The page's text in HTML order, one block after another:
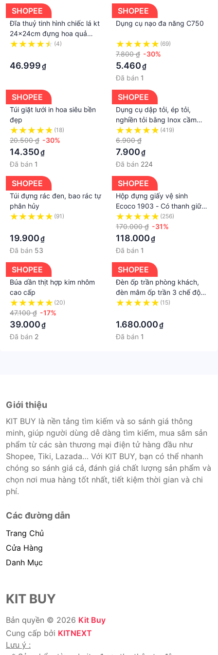
Đến với chúng tôi Quý khách sẽ được phục vụ TẬN
TÂM nhất !
#dâyxíchnhựa #Dâyxíchsắt #dâyxíchtreođồ
#dâyxíchmạvàng #dâyxíchnhômmạvàng
#dâyxíchtreoáoquần #Dâyxíchnhômxivàng
#dâyxíchsắt #Dâyxíchnhôm #dâyxíchnhômmạ
---------------
THÔNG TIN CỦA TỔ CHỨC, CÁ NHÂN CHỊU TRÁCH
NHIỆM VỀ HÀNG HÓA
Đại lý: Công ty TNHH Vũ Thái. MST: 0106518521
Địa chỉ: Thôn Trùng Quán, Xã Yên Thường, Huyện
Gia Lâm, Thành Phố Hà Nội, Việt Nam
Đơn vị bán hàng: Hộ kinh doanh CANH XINH. MST:
8298939701
Địa chỉ: 235 Huỳnh Ngọc Huệ, Phường Hòa Khê,
quận Thanh Khê, Thành phố Đà Nẵng, Việt Nam
SHOPEE
Đĩa thuỷ tinh hình chiếc lá kt
24x24cm đựng hoa quả
bánh kẹo
(4)
46.999₫
SHOPEE
Dụng cụ nạo đa năng C750
(69)
7.800 ₫ -30%
5.460₫
Đã bán 1
SHOPEE
Túi giặt lưới in hoa siêu bền
đẹp
(18)
20.500 ₫ -30%
14.350₫
Đã bán 1
SHOPEE
Dụng cụ dập tỏi, ép tỏi,
nghiền tỏi bằng Inox cầm
tay
(419)
6.900 ₫
7.900₫
Đã bán 224
SHOPEE
Túi đựng rác đen, bao rác tự
phân hủy
(91)
19.900₫
Đã bán 53
SHOPEE
Hộp đựng giấy vệ sinh
Ecoco 1903 - Có thanh giữ
lõi giấy và làm trục xoay
(256)
170.000 ₫ -31%
118.000₫
Đã bán 1
SHOPEE
Búa dần thịt hợp kim nhôm
cao cấp
(20)
47.100 ₫ -17%
39.000₫
Đã bán 2
SHOPEE
Đèn ốp trần phòng khách,
đèn mâm ốp trần 3 chế độ
ánh sáng OT 1012 + Tặng
(15)
1.680.000₫
Đã bán 1
Giới thiệu
KIT BUY là nền tảng tìm kiếm và so sánh giá thông
minh, giúp người dùng dễ dàng tìm kiếm, mua sắm sản
phẩm từ các sàn thương mại điện tử hàng đầu như
Shopee, Tiki, Lazada… Với KIT BUY, bạn có thể nhanh
chóng so sánh giá cả, đánh giá chất lượng sản phẩm và
chọn nơi mua hàng tốt nhất, tiết kiệm thời gian và chi
phí.
Các đường dẫn
Trang Chủ
Cửa Hàng
Danh Mục
KIT BUY
Bản quyền © 2026 Kit Buy
Cung cấp bởi KITNEXT
Lưu ý :